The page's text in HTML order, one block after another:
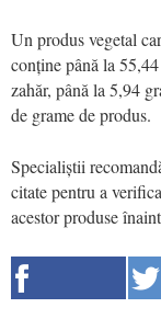
Un produs vegetal
conține până la
zahăr, până la 5,94
de grame de produs.
Specialiștii
citate pentru a
acestor produse